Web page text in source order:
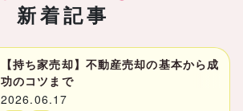
新着記事
【持ち家売却】不動産売却の基本から成
功のコツまで
2026.06.17